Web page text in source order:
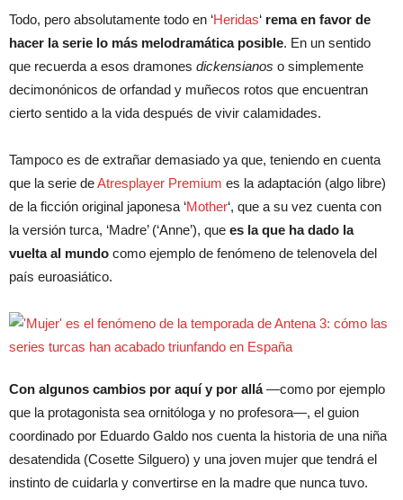
Todo, pero absolutamente todo en ‘Heridas‘ rema en favor de
hacer la serie lo más melodramática posible. En un sentido
que recuerda a esos dramones dickensianos o simplemente
decimonónicos de orfandad y muñecos rotos que encuentran
cierto sentido a la vida después de vivir calamidades.
Tampoco es de extrañar demasiado ya que, teniendo en cuenta
que la serie deAtresplayer Premium es la adaptación (algo libre)
de la ficción original japonesa ‘Mother‘, que a su vez cuenta con
la versión turca, ‘Madre’ (‘Anne’), que es la que ha dado la
vuelta al mundo como ejemplo de fenómeno de telenovela del
país euroasiático.
Con algunos cambios por aquí y por allá—como por ejemplo
que la protagonista sea ornitóloga y no profesora—, el guion
coordinado por Eduardo Galdo nos cuenta la historia de una niña
desatendida (Cosette Silguero) y una joven mujer que tendrá el
instinto de cuidarla y convertirse en la madre que nunca tuvo.